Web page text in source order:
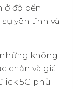
ở độ bền
yên tĩnh và
không
chắn và giá
5G phù